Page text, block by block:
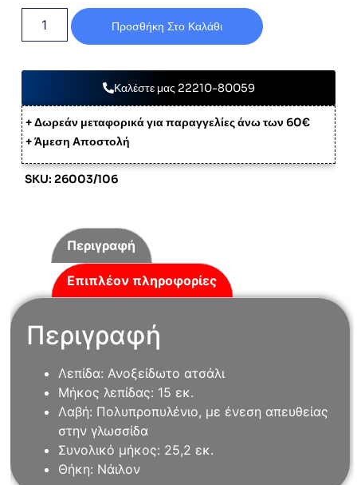
Προσθήκη Στο Καλάθι
Καλέστε μας 22210-80059
+ Δωρεάν μεταφορικά για παραγγελίες άνω των 60€
+ Άμεση Αποστολή
SKU: 26003/106
Περιγραφή
Επιπλέον πληροφορίες
Περιγραφή
Λεπίδα: Ανοξείδωτο ατσάλι
Μήκος λεπίδας: 15 εκ.
Λαβή: Πολυπροπυλένιο, με ένεση απευθείας
στην γλωσσίδα
Συνολικό μήκος: 25,2 εκ.
Θήκη: Νάιλον